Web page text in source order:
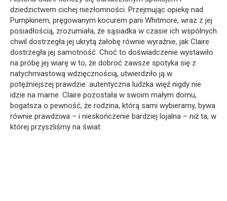
dziedzictwem cichej niezłomności. Przejmując opiekę nad
Pumpkinem, pręgowanym kocurem pani Whitmore, wraz z jej
posiadłością, zrozumiała, że sąsiadka w czasie ich wspólnych
chwil dostrzegła jej ukrytą żałobę równie wyraźnie, jak Claire
dostrzegła jej samotność. Choć to doświadczenie wystawiło
na próbę jej wiarę w to, że dobroć zawsze spotyka się z
natychmiastową wdzięcznością, utwierdziło ją w
potężniejszej prawdzie: autentyczna ludzka więź nigdy nie
idzie na marne. Claire pozostała w swoim małym domu,
bogatsza o pewność, że rodzina, którą sami wybieramy, bywa
równie prawdziwa – i nieskończenie bardziej lojalna – niż ta, w
której przyszliśmy na świat.